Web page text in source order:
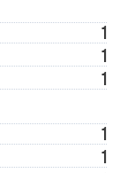
1
1
1
1
1